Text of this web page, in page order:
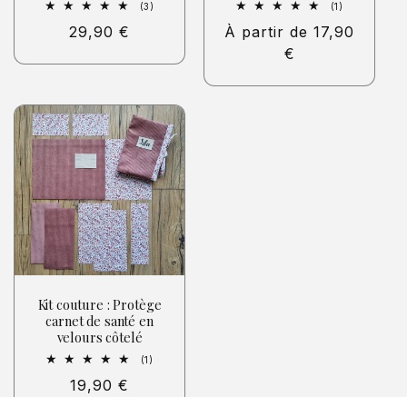
(3)
Prix
29,90 €
(1)
des
Prix
À partir de 17,90
€
Kit couture : Protège
carnet de santé en
velours côtelé
(1)
Prix
19,90 €